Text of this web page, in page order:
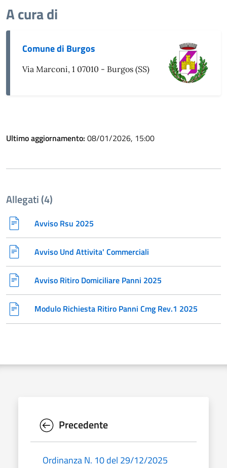
A cura di
Comune di Burgos
Via Marconi, 1 07010 - Burgos (SS)
Ultimo aggiornamento: 08/01/2026, 15:00
Allegati (4)
Avviso Rsu 2025
Avviso Und Attivita' Commerciali
Avviso Ritiro Domiciliare Panni 2025
Modulo Richiesta Ritiro Panni Cmg Rev.1 2025
Precedente
Ordinanza N. 10 del 29/12/2025